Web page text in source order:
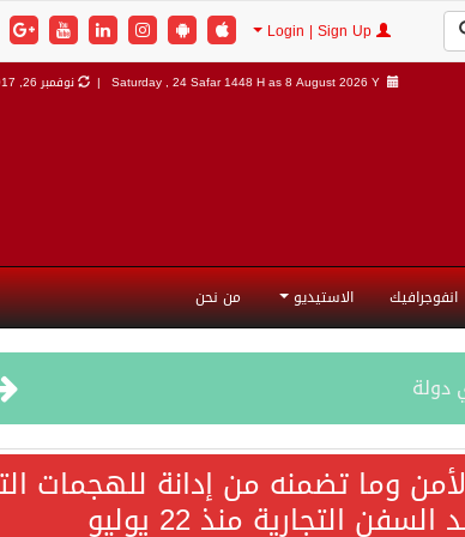
Saturday , 24 Safar 1448 H as8 August 2026 Y | نوفمبر 26, 2017 , 9:03 ص
انفوجرافيك الاستيديو من نحن
دولة
وما تضمنه من إدانة للهجمات
منذ 22 يوليو